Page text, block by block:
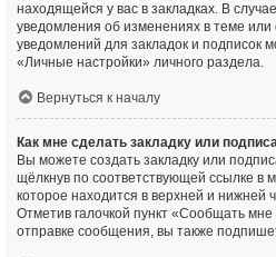
находящейся у вас в закладках. В
уведомления об изменениях в теме
уведомлений для закладок и подписок
«Личные настройки» личного раздела.
Вернуться к началу
Как мне сделать закладку или
Вы можете создать закладку или
щёлкнув по соответствующей ссылке в
которое находится в верхней и нижней
Отметив галочкой пункт «Сообщать
отправке сообщения, вы также